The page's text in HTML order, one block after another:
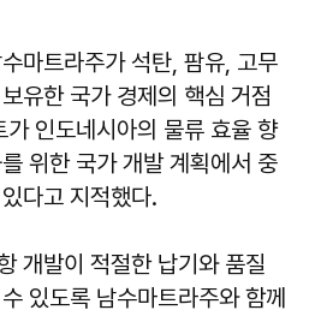
마트라주가 석탄, 팜유, 고무
유한 국가 경제의 핵심 거점
인도네시아의 물류 효율 향
위한 국가 개발 계획에서 중
다고 지적했다.
개발이 적절한 납기와 품질
있도록 남수마트라주와 함께